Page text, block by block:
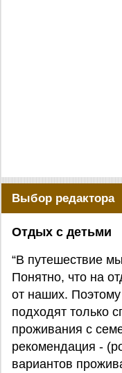
Выбор редактора
Отдых с детьми
“В путешествие
Понятно, что на
от наших.
подходят только
проживания с
рекомендация -
вариантов